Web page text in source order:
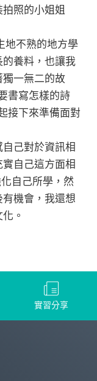
照的小姐姐
地不熟的地方學
養料，也讓我
一無二的故
書寫怎樣的詩
接下來準備面對
己對於資訊相
自己這方面相
自己所學，然
機會，我還想
。
實習分享